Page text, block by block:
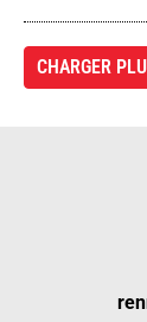
CHARGER